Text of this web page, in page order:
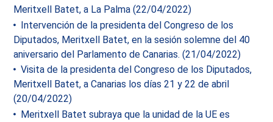
Meritxell Batet, a La Palma (22/04/2022)
Intervención de la presidenta del Congreso de los
Diputados, Meritxell Batet, en la sesión solemne del 40
aniversario del Parlamento de Canarias. (21/04/2022)
Visita de la presidenta del Congreso de los Diputados,
Meritxell Batet, a Canarias los días 21 y 22 de abril
(20/04/2022)
Meritxell Batet subraya que la unidad de la UE es